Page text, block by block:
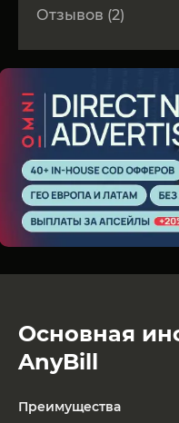
Отзывов (2)
Основная
AnyBill
Преимущества